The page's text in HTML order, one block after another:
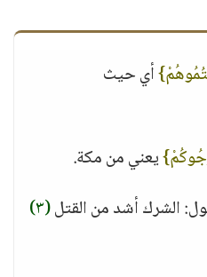
أي حيث
يعني من مكة.
الشرك أشد من القتل(٣)